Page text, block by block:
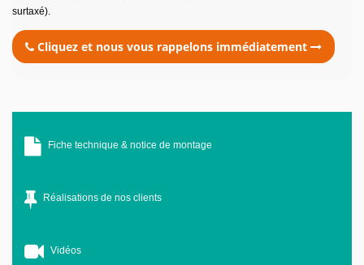
surtaxé).
Cliquez et nous vous rappelons immédiatement
Fiche technique & notice de montage
Réalisations de nos clients
Vidéos